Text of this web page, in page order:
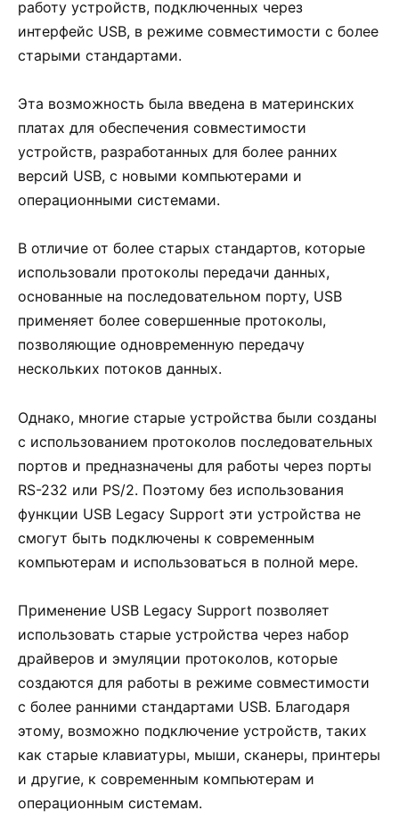
работу устройств, подключенных через
интерфейс USB, в режиме совместимости с более
старыми стандартами.
Эта возможность была введена в материнских
платах для обеспечения совместимости
устройств, разработанных для более ранних
версий USB, с новыми компьютерами и
операционными системами.
В отличие от более старых стандартов, которые
использовали протоколы передачи данных,
основанные на последовательном порту, USB
применяет более совершенные протоколы,
позволяющие одновременную передачу
нескольких потоков данных.
Однако, многие старые устройства были созданы
с использованием протоколов последовательных
портов и предназначены для работы через порты
RS-232 или PS/2. Поэтому без использования
функции USB Legacy Support эти устройства не
смогут быть подключены к современным
компьютерам и использоваться в полной мере.
Применение USB Legacy Support позволяет
использовать старые устройства через набор
драйверов и эмуляции протоколов, которые
создаются для работы в режиме совместимости
с более ранними стандартами USB. Благодаря
этому, возможно подключение устройств, таких
как старые клавиатуры, мыши, сканеры, принтеры
и другие, к современным компьютерам и
операционным системам.